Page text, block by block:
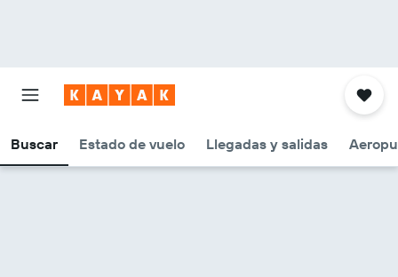
Buscar Estado de vuelo Llegadas y salidas